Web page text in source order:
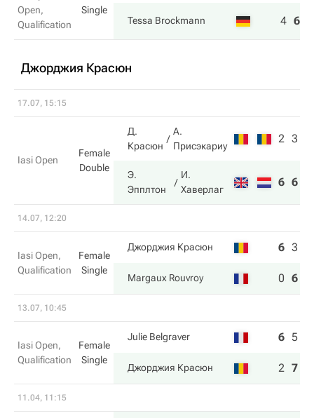
Open,
Qualification
Single
Tessa Brockmann
4 6
Джорджия Красюн
17.07, 15:15
Iasi Open
Female
Double
Д.
Красюн
А.
Присэкариу
2 3
Э.
Эпплтон
И.
Хаверлаг
6 6
14.07, 12:20
Iasi Open,
Qualification
Female
Single
Джорджия Красюн 6 3
Margaux Rouvroy 0 6
13.07, 10:45
Iasi Open,
Qualification
Female
Single
Julie Belgraver 6 5
Джорджия Красюн 2 7
11.04, 11:15